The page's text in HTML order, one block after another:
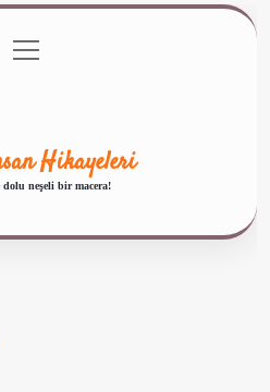
Politikası
menüyü
aç
Hikayeleri
neşeli bir macera!